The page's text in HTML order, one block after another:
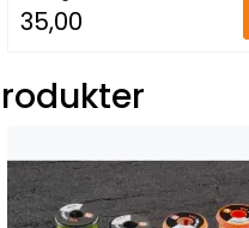
35,00